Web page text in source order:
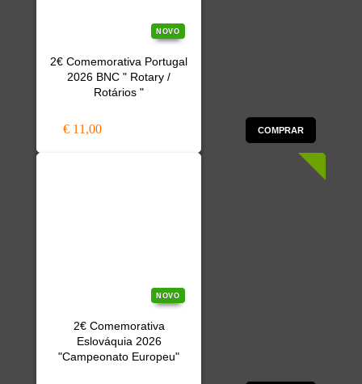
NOVO
2€ Comemorativa Portugal
2026 BNC " Rotary /
Rotários "
€ 11,00 COMPRAR
NOVO
2€ Comemorativa
Eslováquia 2026
"Campeonato Europeu"